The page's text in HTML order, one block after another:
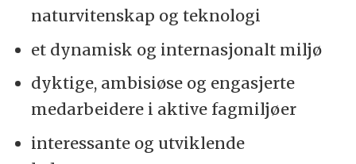
naturvitenskap og teknologi
et dynamisk og internasjonalt miljø
dyktige, ambisiøse og engasjerte
medarbeidere i aktive fagmiljøer
interessante og utviklende